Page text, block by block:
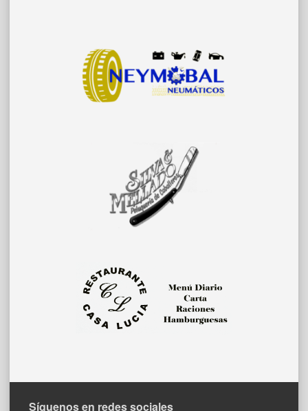
Síguenos en redes sociales